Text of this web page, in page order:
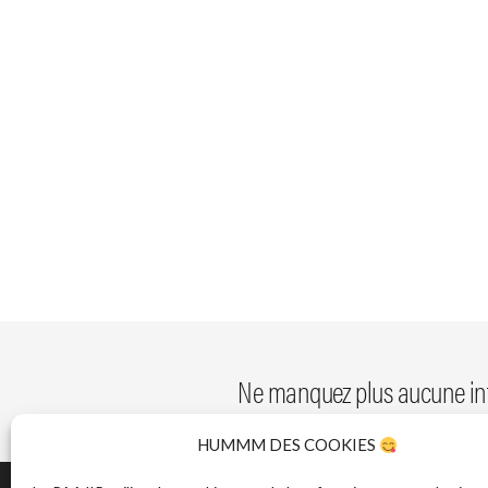
HUMMM DES COOKIES
Ne manquez plus aucune